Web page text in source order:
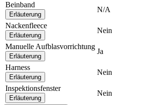
Beinband
Erläuterung
N/A
Nackenfleece
Erläuterung
Nein
Manuelle Aufblasvorrichtung
Erläuterung
Ja
Harness
Erläuterung
Nein
Inspektionsfenster
Erläuterung
Nein